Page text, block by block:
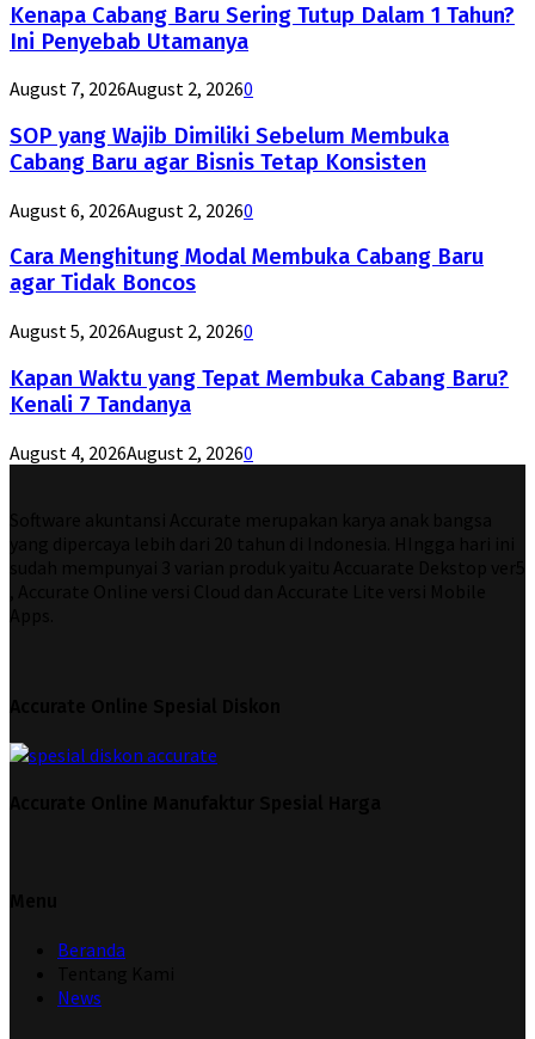
Kenapa Cabang Baru Sering Tutup Dalam 1 Tahun?
Ini Penyebab Utamanya
August 7, 2026August 2, 20260
SOP yang Wajib Dimiliki Sebelum Membuka
Cabang Baru agar Bisnis Tetap Konsisten
August 6, 2026August 2, 20260
Cara Menghitung Modal Membuka Cabang Baru
agar Tidak Boncos
August 5, 2026August 2, 20260
Kapan Waktu yang Tepat Membuka Cabang Baru?
Kenali 7 Tandanya
August 4, 2026August 2, 20260
Beranda
News